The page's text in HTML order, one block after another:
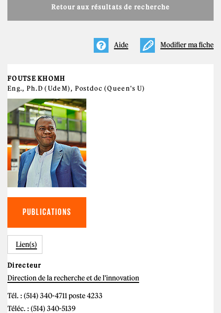
Retour aux résultats de recherche
Modifier ma fiche
Aide
FOUTSE KHOMH
Eng., Ph.D (UdeM), Postdoc (Queen's U)
PUBLICATIONS
Lien(s)
Directeur
Direction de la recherche et de l'innovation
Tél. : (514) 340-4711 poste 4233
Téléc. : (514) 340-5139